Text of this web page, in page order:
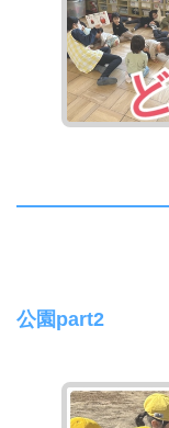
公園part2